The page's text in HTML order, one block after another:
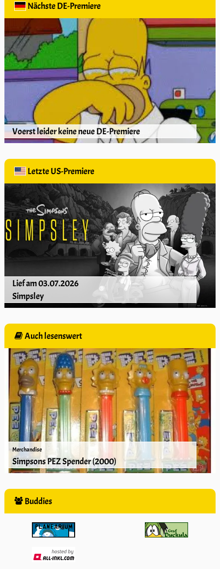
Nächste DE-Premiere
Voerst leider keine neue DE-Premiere
Letzte US-Premiere
Lief am 03.07.2026
Simpsley
Auch lesenswert
Merchandise
Simpsons PEZ Spender (2000)
Buddies